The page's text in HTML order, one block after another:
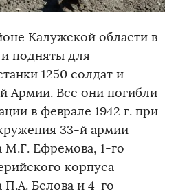
Калужской области в
подняты для
1250 солдат и
Армии. Все они погибли
в феврале 1942 г. при
33-й армии
М.Г. Ефремова, 1-го
корпуса
П.А. Белова и 4-го